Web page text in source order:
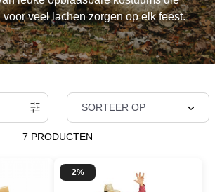
veel lachen zorgen op elk feest.
SORTEER OP
7 PRODUCTEN
2%